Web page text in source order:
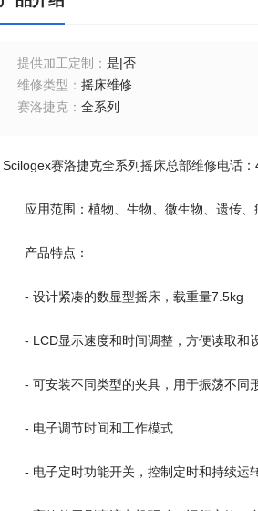
提供加工定制 ： 是|否
维修类型 ： 摇床维修
赛洛捷克 ： 全系列
Scilogex赛洛捷克全系列摇床总部维修电话
应用范围：植物、生物、微生物、遗传、
产品特点：
- 设计紧凑的数显型摇床，载重量7.5kg
- LCD显示速度和时间调整，方便读取和
- 可安装不同类型的夹具，用于振荡不同
- 电子调节时间和工作模式
- 电子定时功能开关，控制定时和持续运